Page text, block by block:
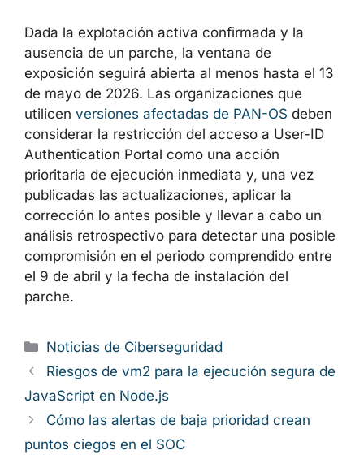
red; su detección puede ser indicativa
de una posible compromisión
Reforzar la monitorizaciónde las
conexiones salientes desde los
dispositivos perimetrales, prestando
atención a SOCKS proxies y túneles no
habituales
Dada la explotación activa confirmada y la
ausencia de un parche, la ventana de
exposición seguirá abierta al menos hasta el
13 de mayo de 2026. Las organizaciones que
utilicenversiones afectadas de PAN-OS
deben considerar la restricción del acceso a
una vez publicadas las actualizaciones,
aplicar la corrección lo antes posible y llevar
a cabo un análisis retrospectivo para detectar
una posible compromisión en el periodo
comprendido entre el 9 de abril y la fecha de